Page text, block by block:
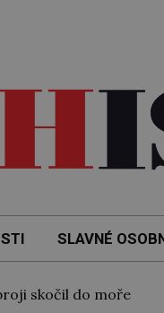
7. 8.
SLAVNÉ
skočil do moře